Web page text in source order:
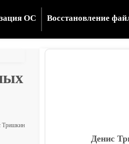
ОС Восстановление
Тришкин
Денис